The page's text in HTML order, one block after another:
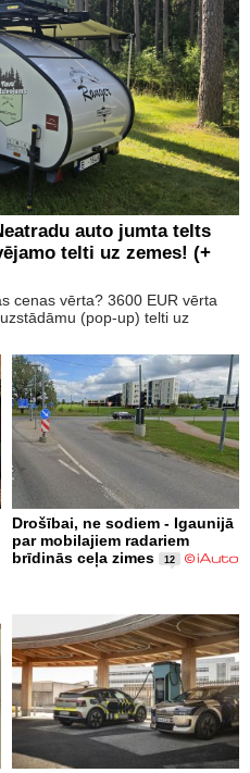
auto jumta telts
telti uz zemes! (+
cenas vērta? 3600 EUR vērta
(pop-up) telti uz
Drošībai, ne sodiem - Igaunijā
par mobilajiem radariem
brīdinās ceļa zimes
12